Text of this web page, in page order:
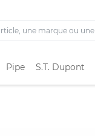
Pipe S.T. Dupont